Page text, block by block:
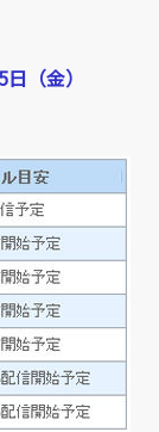
（金）